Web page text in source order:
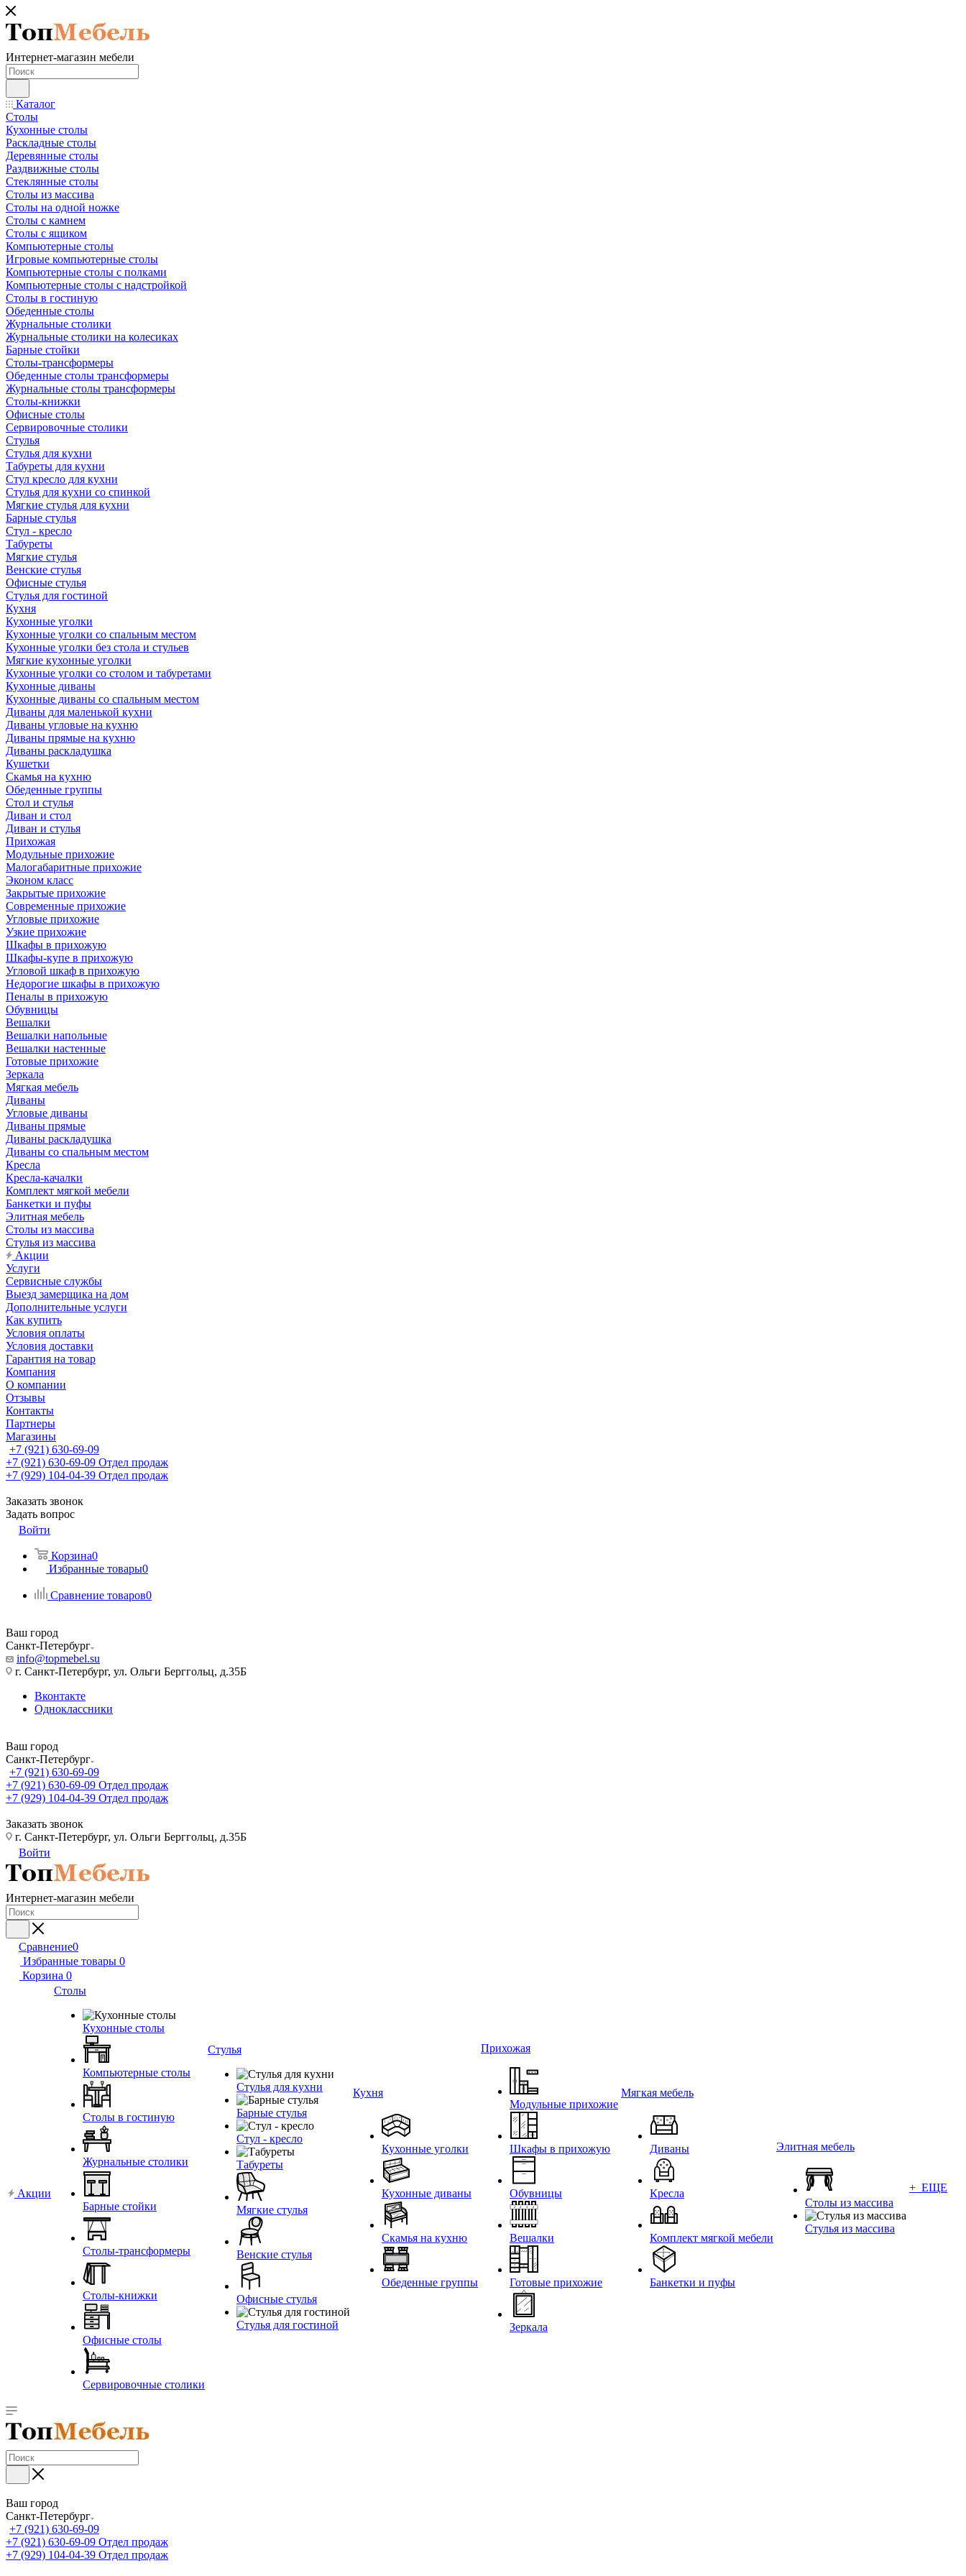
Интернет-магазин мебели
Каталог
Столы
Кухонные столы
Раскладные столы
Деревянные столы
Раздвижные столы
Стеклянные столы
Столы из массива
Столы на одной ножке
Столы с камнем
Столы с ящиком
Компьютерные столы
Игровые компьютерные столы
Компьютерные столы с полками
Компьютерные столы с надстройкой
Столы в гостиную
Обеденные столы
Журнальные столики
Журнальные столики на колесиках
Барные стойки
Столы-трансформеры
Обеденные столы трансформеры
Журнальные столы трансформеры
Столы-книжки
Офисные столы
Сервировочные столики
Стулья
Стулья для кухни
Табуреты для кухни
Стул кресло для кухни
Стулья для кухни со спинкой
Мягкие стулья для кухни
Барные стулья
Стул - кресло
Табуреты
Мягкие стулья
Венские стулья
Офисные стулья
Стулья для гостиной
Кухня
Кухонные уголки
Кухонные уголки со спальным местом
Кухонные уголки без стола и стульев
Мягкие кухонные уголки
Кухонные уголки со столом и табуретами
Кухонные диваны
Кухонные диваны со спальным местом
Диваны для маленькой кухни
Диваны угловые на кухню
Диваны прямые на кухню
Диваны раскладушка
Кушетки
Скамья на кухню
Обеденные группы
Стол и стулья
Диван и стол
Диван и стулья
Прихожая
Модульные прихожие
Малогабаритные прихожие
Эконом класс
Закрытые прихожие
Современные прихожие
Угловые прихожие
Узкие прихожие
Шкафы в прихожую
Шкафы-купе в прихожую
Угловой шкаф в прихожую
Недорогие шкафы в прихожую
Пеналы в прихожую
Обувницы
Вешалки
Вешалки напольные
Вешалки настенные
Готовые прихожие
Зеркала
Мягкая мебель
Диваны
Угловые диваны
Диваны прямые
Диваны раскладушка
Диваны со спальным местом
Кресла
Кресла-качалки
Комплект мягкой мебели
Банкетки и пуфы
Элитная мебель
Столы из массива
Стулья из массива
Акции
Услуги
Сервисные службы
Выезд замерщика на дом
Дополнительные услуги
Как купить
Условия оплаты
Условия доставки
Гарантия на товар
Компания
О компании
Отзывы
Контакты
Партнеры
Магазины
+7 (921) 630-69-09
+7 (921) 630-69-09 Отдел продаж
+7 (929) 104-04-39 Отдел продаж
Заказать звонок
Задать вопрос
Войти
Корзина0
Избранные товары0
Сравнение товаров0
Ваш город
Санкт-Петербург
info@topmebel.su
г. Санкт-Петербург, ул. Ольги Берггольц, д.35Б
Вконтакте
Одноклассники
Ваш город
Санкт-Петербург
+7 (921) 630-69-09
+7 (921) 630-69-09 Отдел продаж
+7 (929) 104-04-39 Отдел продаж
Заказать звонок
г. Санкт-Петербург, ул. Ольги Берггольц, д.35Б
Войти
Интернет-магазин мебели
Сравнение0
Избранные товары 0
Корзина 0
Акции
Столы
Кухонные столы
Компьютерные столы
Столы в гостиную
Журнальные столики
Барные стойки
Столы-трансформеры
Столы-книжки
Офисные столы
Сервировочные столики
Стулья
Стулья для кухни
Барные стулья
Стул - кресло
Табуреты
Мягкие стулья
Венские стулья
Офисные стулья
Стулья для гостиной
Кухня
Кухонные уголки
Кухонные диваны
Скамья на кухню
Обеденные группы
Прихожая
Модульные прихожие
Шкафы в прихожую
Обувницы
Вешалки
Готовые прихожие
Зеркала
Мягкая мебель
Диваны
Кресла
Комплект мягкой мебели
Банкетки и пуфы
Элитная мебель
Столы из массива
Стулья из массива
+ ЕЩЕ
Ваш город
Санкт-Петербург
+7 (921) 630-69-09
+7 (921) 630-69-09 Отдел продаж
+7 (929) 104-04-39 Отдел продаж